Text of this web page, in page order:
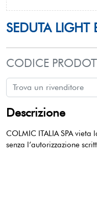
SEDUTA LIGHT
CODICE
Descrizione
COLMIC ITALIA SPA
senza l’autorizzazione